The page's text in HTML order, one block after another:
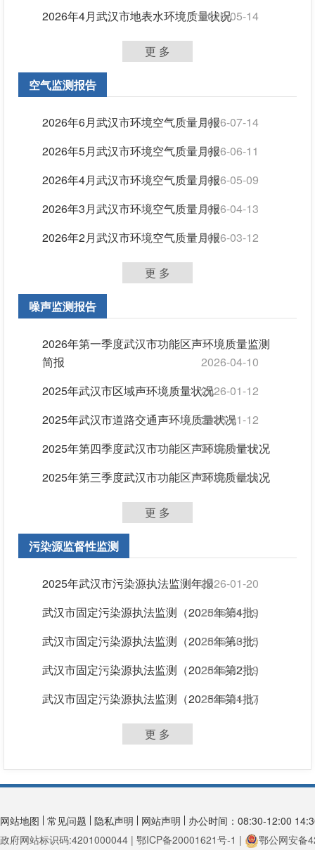
2026年4月武汉市地表水环境质量状况2026-05-14
更 多
空气监测报告
2026年6月武汉市环境空气质量月报2026-07-14
2026年5月武汉市环境空气质量月报2026-06-11
2026年4月武汉市环境空气质量月报2026-05-09
2026年3月武汉市环境空气质量月报2026-04-13
2026年2月武汉市环境空气质量月报2026-03-12
更 多
噪声监测报告
2026年第一季度武汉市功能区声环境质量监测
简报
2026-04-10
2025年武汉市区域声环境质量状况2026-01-12
2025年武汉市道路交通声环境质量状况
2026-01-12
2025年第四季度武汉市功能区声环境质量状况
2026-01-12
2025年第三季度武汉市功能区声环境质量状况
2025-10-28
更 多
污染源监督性监测
2025年武汉市污染源执法监测年报2026-01-20
武汉市固定污染源执法监测（2025年第4批）
2026-01-09
武汉市固定污染源执法监测（2025年第3批）
2025-10-15
武汉市固定污染源执法监测（2025年第2批）
2025-07-09
武汉市固定污染源执法监测（2025年第1批）
2025-04-07
更 多
网站地图 常见问题 隐私声明 网站声明
办公时间：08:30-12:00
政府网站标识码:4201000044 | 鄂ICP备20001621号-1 |
鄂公网安备